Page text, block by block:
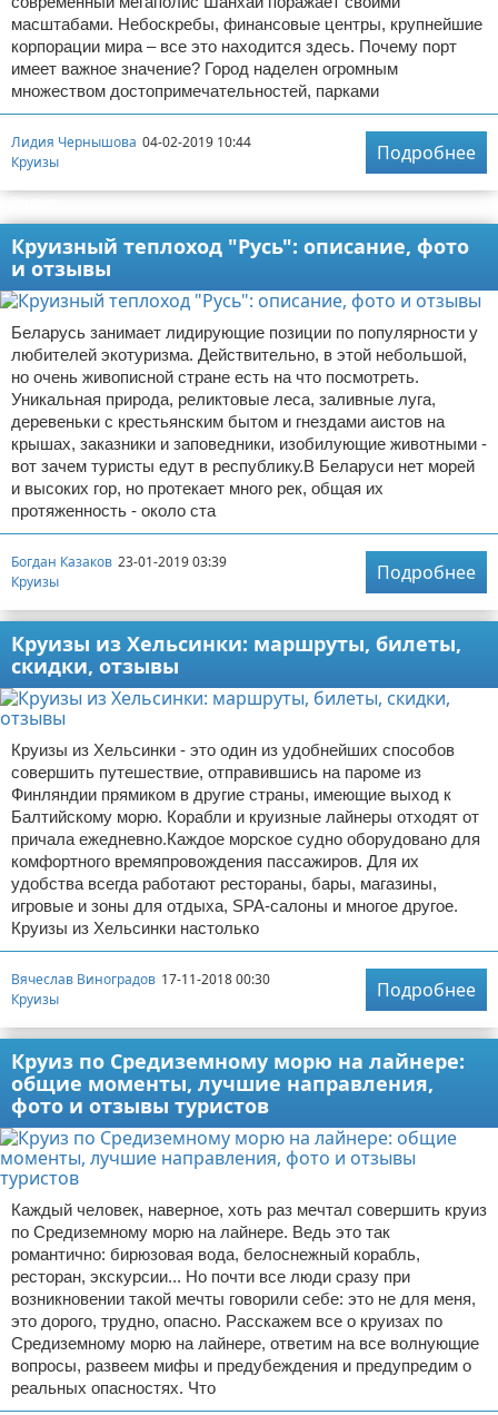
масштабами. Небоскребы, финансовые центры, крупнейшие
корпорации мира – все это находится здесь. Почему порт
имеет важное значение? Город наделен огромным
множеством достопримечательностей, парками
Лидия Чернышова 04-02-2019 10:44
Круизы
Подробнее
Круизный теплоход "Русь": описание, фото
и отзывы
Беларусь занимает лидирующие позиции по популярности у
любителей экотуризма. Действительно, в этой небольшой,
но очень живописной стране есть на что посмотреть.
Уникальная природа, реликтовые леса, заливные луга,
деревеньки с крестьянским бытом и гнездами аистов на
крышах, заказники и заповедники, изобилующие животными -
вот зачем туристы едут в республику.В Беларуси нет морей
и высоких гор, но протекает много рек, общая их
протяженность - около ста
Богдан Казаков 23-01-2019 03:39
Круизы
Подробнее
Круизы из Хельсинки: маршруты, билеты,
скидки, отзывы
Круизы из Хельсинки - это один из удобнейших способов
совершить путешествие, отправившись на пароме из
Финляндии прямиком в другие страны, имеющие выход к
Балтийскому морю. Корабли и круизные лайнеры отходят от
причала ежедневно.Каждое морское судно оборудовано для
комфортного времяпровождения пассажиров. Для их
удобства всегда работают рестораны, бары, магазины,
игровые и зоны для отдыха, SPA-салоны и многое другое.
Круизы из Хельсинки настолько
Вячеслав Виноградов 17-11-2018 00:30
Круизы
Подробнее
Круиз по Средиземному морю на лайнере:
общие моменты, лучшие направления,
фото и отзывы туристов
Каждый человек, наверное, хоть раз мечтал совершить круиз
по Средиземному морю на лайнере. Ведь это так
романтично: бирюзовая вода, белоснежный корабль,
ресторан, экскурсии... Но почти все люди сразу при
возникновении такой мечты говорили себе: это не для меня,
это дорого, трудно, опасно. Расскажем все о круизах по
Средиземному морю на лайнере, ответим на все волнующие
вопросы, развеем мифы и предубеждения и предупредим о
реальных опасностях. Что